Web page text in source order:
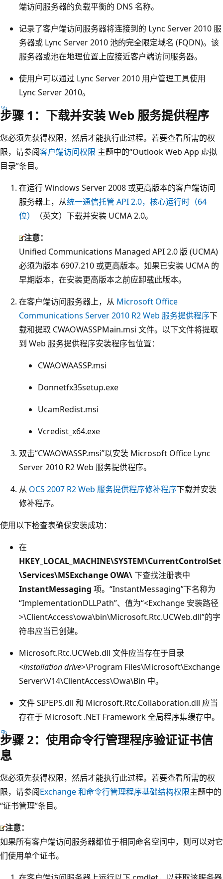
端访问服务器的负载平衡的 DNS 名称。
记录了客户端访问服务器将连接到的 Lync Server 2010 服
务器或 Lync Server 2010 池的完全限定域名 (FQDN)。该
服务器或池在地理位置上应接近客户端访问服务器。
使用户可以通过 Lync Server 2010 用户管理工具使用
Lync Server 2010。
步骤 1：下载并安装 Web 服务提供程序
您必须先获得权限，然后才能执行此过程。若要查看所需的权
限，请参阅客户端访问权限 主题中的“Outlook Web App 虚拟
目录”条目。
在运行 Windows Server 2008 或更高版本的客户端访问
服务器上，从统一通信托管 API 2.0，核心运行时（64
位）
（英文）下载并安装 UCMA 2.0。
注意：
Unified Communications Managed API 2.0 版 (UCMA)
必须为版本 6907.210 或更高版本。如果已安装 UCMA 的
早期版本，在安装更高版本之前应卸载此版本。
在客户端访问服务器上，从 Microsoft Office
Communications Server 2010 R2 Web 服务提供程序下
载和提取 CWAOWASSPMain.msi 文件。以下文件将提取
到 Web 服务提供程序安装程序包位置：
CWAOWAASSP.msi
Donnetfx35setup.exe
UcamRedist.msi
Vcredist_x64.exe
双击“CWAOWASSP.msi”以安装 Microsoft Office Lync
Server 2010 R2 Web 服务提供程序。
从 OCS 2007 R2 Web 服务提供程序修补程序下载并安装
修补程序。
使用以下检查表确保安装成功：
在
HKEY_LOCAL_MACHINE\SYSTEM\CurrentControlSet
\Services\MSExchange OWA\下查找注册表中
InstantMessaging 项。“InstantMessaging”下名称为
“ImplementationDLLPath”、值为“<Exchange 安装路径
>\ClientAccess\owa\bin\Microsoft.Rtc.UCWeb.dll”的字
符串应当已创建。
Microsoft.Rtc.UCWeb.dll 文件应当存在于目录
<installation drive>\Program Files\Microsoft\Exchange
Server\V14\ClientAccess\Owa\Bin 中。
文件 SIPEPS.dll 和 Microsoft.Rtc.Collaboration.dll 应当
存在于 Microsoft .NET Framework 全局程序集缓存中。
步骤 2：使用命令行管理程序验证证书信
息
您必须先获得权限，然后才能执行此过程。若要查看所需的权
限，请参阅Exchange 和命令行管理程序基础结构权限主题中的
“证书管理”条目。
注意：
如果所有客户端访问服务器都位于相同命名空间中，则可以对它
们使用单个证书。